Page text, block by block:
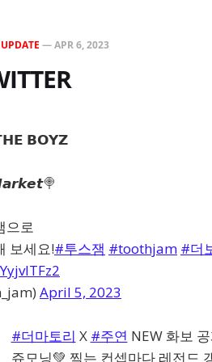
UPDATE —APR 6, 2023
𝗕𝗢𝗬𝗭
으로
보세요!#투스잼 #toothjam #더
April 5, 2023
#더마토리 X #주연 NEW 화보
쥬모닝💚 찍는 컨셉마다 레전드